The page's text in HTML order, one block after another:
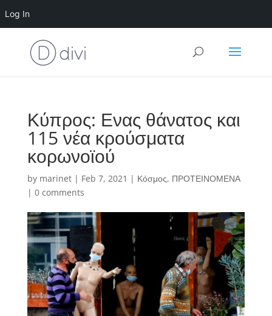
Log In
Κύπρος: Ενας θάνατος και
115 νέα κρούσματα
κορωνοϊού
by marinet| Feb 7, 2021 | Κόσμος, ΠΡΟΤΕΙΝΟΜΕΝΑ
| 0 comments